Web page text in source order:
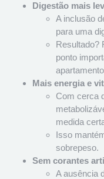
Digestão mais
A inclusão
para uma
Resultado?
ponto
Mais energia e
Com cerca
medida
Isso
sobrepeso.
Sem corantes
A ausência